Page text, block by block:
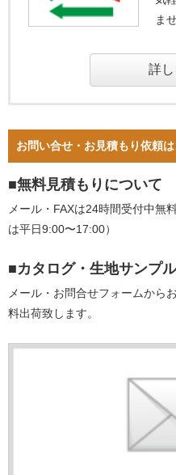
ま
お問い合せ・お見積もり依頼
■無料見積もりについて
メール・FAXは24時間受付中無
は平日9:00〜17:00）
■カタログ・生地サンプ
メール・お問合せフォームから
料出荷致します。